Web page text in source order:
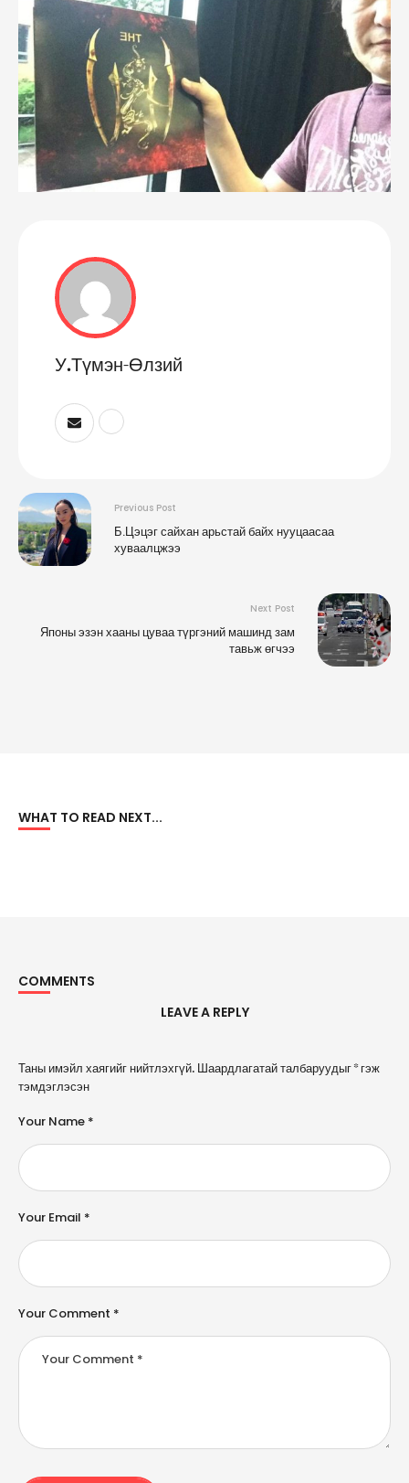
У.Түмэн-Өлзий
Previous Post
Б.Цэцэг сайхан арьстай байх нууцаасаа
хуваалцжээ
Next Post
Японы эзэн хааны цуваа түргэний машинд зам
тавьж өгчээ
WHAT TO READ NEXT...
COMMENTS
LEAVE A REPLY
Таны имэйл хаягийг нийтлэхгүй. Шаардлагатай талбаруудыг*гэж
тэмдэглэсэн
Your Comment *
Your Name *
Your Email *
A
l
e
n
a
ti
e